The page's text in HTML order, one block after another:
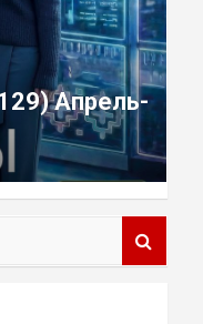
Апрель-